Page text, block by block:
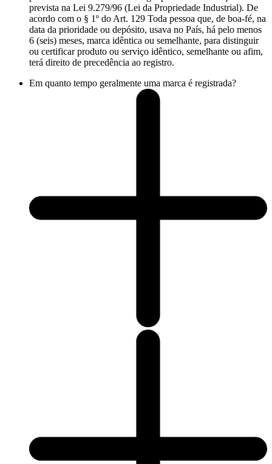
prevista na Lei 9.279/96 (Lei da Propriedade Industrial). De
acordo com o § 1º do Art. 129 Toda pessoa que, de boa-fé, na
data da prioridade ou depósito, usava no País, há pelo menos
6 (seis) meses, marca idêntica ou semelhante, para distinguir
ou certificar produto ou serviço idêntico, semelhante ou afim,
terá direito de precedência ao registro.
Em quanto tempo geralmente uma marca é registrada?